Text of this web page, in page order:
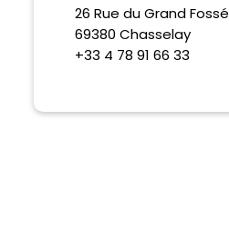
26 Rue du Grand Fossé
69380 Chasselay
+33 4 78 91 66 33